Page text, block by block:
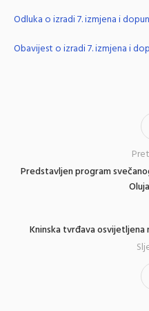
Odluka o izradi 7. izmjena i
Obavijest o izradi 7. izmjena i
Predstavljen program
Kninska tvrđava